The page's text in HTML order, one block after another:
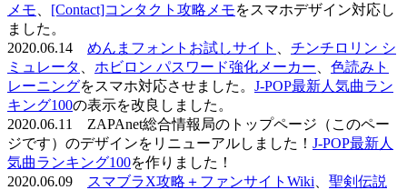
メモ
[Contact]コンタクト攻略メモをスマホデザイン対応し
ました。
2020.06.14 めんまフォントお試しサイト
チンチロリン シ
ミュレータ
ホビロン パスワード強化メーカー
色読みト
レーニングをスマホ対応させました。 J-POP最新人気曲ラン
キング100の表示を改良しました。
2020.06.11 ZAPAnet総合情報局のトップページ（このペー
ジです）のデザインをリニューアルしました！ J-POP最新人
気曲ランキング100を作りました！
2020.06.09
スマブラX攻略＋ファンサイトWiki
聖剣伝説